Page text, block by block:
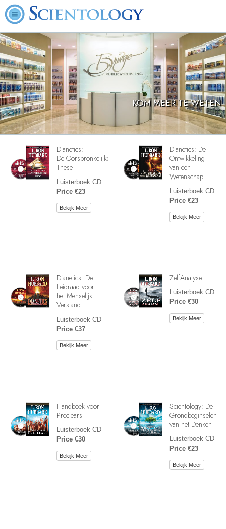
KOM MEER TE WETEN
Dianetics:
De Oorspronkelijke
These
Luisterboek CD
Price €23
Bekijk Meer
Dianetics: De
Ontwikkeling
van een
Wetenschap
Luisterboek CD
Price €23
Bekijk Meer
Dianetics: De
Leidraad voor
het Menselijk
Verstand
Luisterboek CD
Price €37
Bekijk Meer
ZelfAnalyse
Luisterboek CD
Price €30
Bekijk Meer
Handboek voor
Preclears
Luisterboek CD
Price €30
Bekijk Meer
Scientology: De
Grondbeginselen
van het Denken
Luisterboek CD
Price €23
Bekijk Meer